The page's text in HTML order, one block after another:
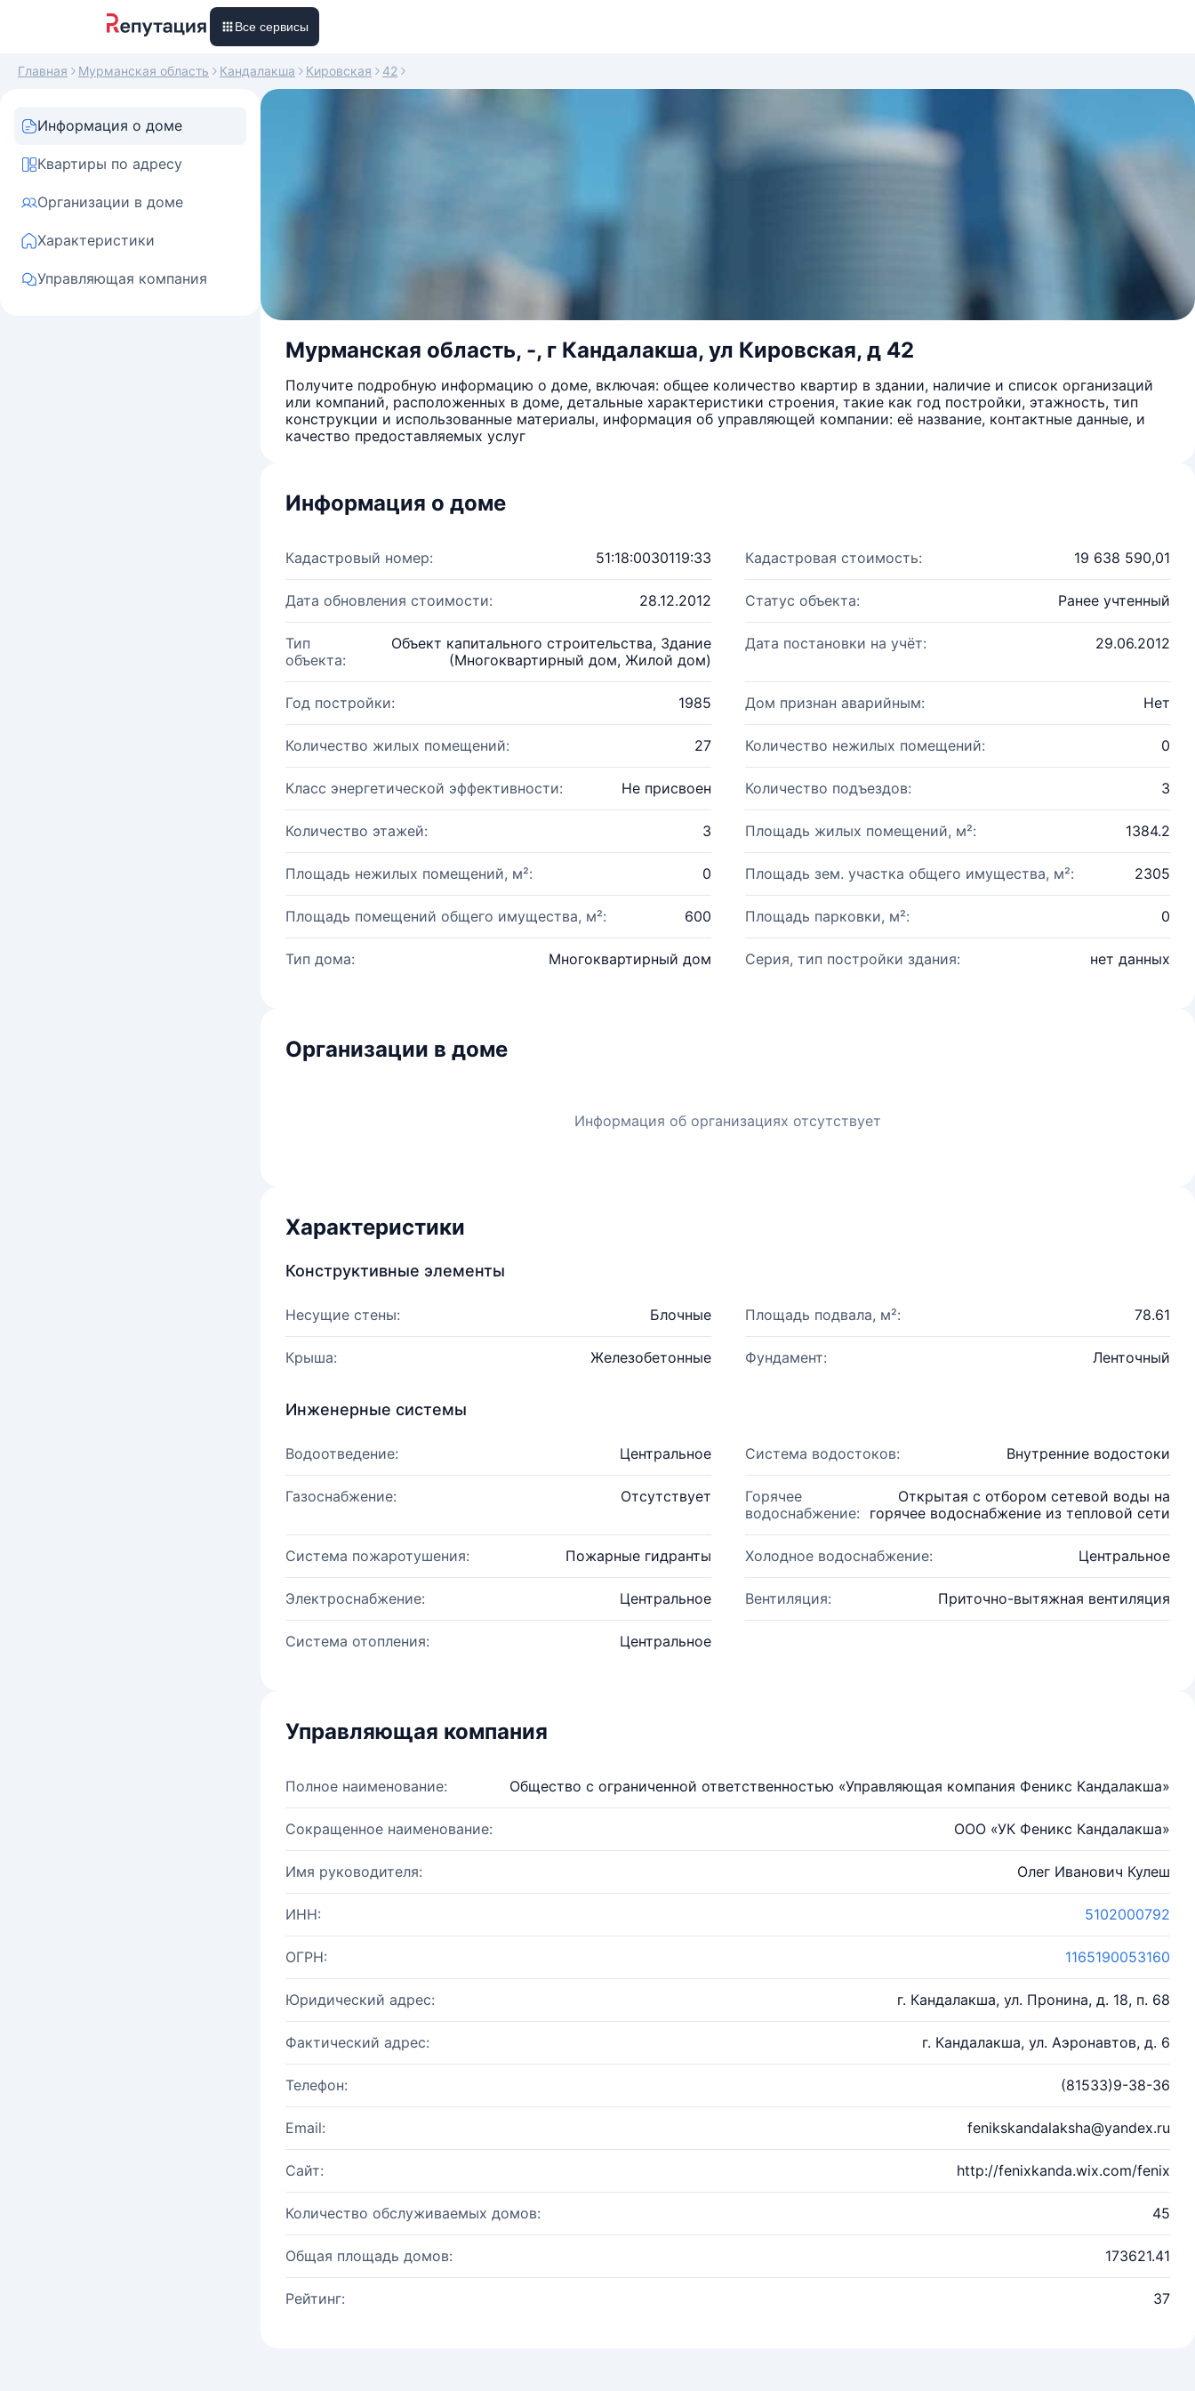
Все сервисы
Главная Мурманская область Кандалакша Кировская 42
Информация о доме
Квартиры по адресу
Организации в доме
Характеристики
Управляющая компания
Мурманская область, -, г Кандалакша, ул Кировская, д 42
Получите подробную информацию о доме, включая: общее количество квартир в здании, наличие и список организаций
или компаний, расположенных в доме, детальные характеристики строения, такие как год постройки, этажность, тип
конструкции и использованные материалы, информация об управляющей компании: её название, контактные данные, и
качество предоставляемых услуг
Информация о доме
Кадастровый номер: 51:18:0030119:33 Кадастровая стоимость: 19 638 590,01
Дата обновления стоимости: 28.12.2012 Статус объекта: Ранее учтенный
Тип
объекта:
Объект капитального строительства, Здание
(Многоквартирный дом, Жилой дом)
Дата постановки на учёт: 29.06.2012
Год постройки: 1985 Дом признан аварийным: Нет
Количество жилых помещений: 27 Количество нежилых помещений: 0
Класс энергетической эффективности: Не присвоен Количество подъездов: 3
Количество этажей: 3 Площадь жилых помещений, м²: 1384.2
Площадь нежилых помещений, м²: 0 Площадь зем. участка общего имущества, м²: 2305
Площадь помещений общего имущества, м²: 600 Площадь парковки, м²: 0
Тип дома: Многоквартирный дом Серия, тип постройки здания: нет данных
Организации в доме
Информация об организациях отсутствует
Характеристики
Конструктивные элементы
Несущие стены: Блочные Площадь подвала, м²: 78.61
Крыша: Железобетонные Фундамент: Ленточный
Инженерные системы
Водоотведение: Центральное Система водостоков: Внутренние водостоки
Газоснабжение: Отсутствует
Горячее
водоснабжение:
Открытая с отбором сетевой воды на
горячее водоснабжение из тепловой сети
Система пожаротушения: Пожарные гидранты Холодное водоснабжение: Центральное
Электроснабжение: Центральное Вентиляция: Приточно-вытяжная вентиляция
Система отопления: Центральное
Управляющая компания
Полное наименование: Общество с ограниченной ответственностью «Управляющая компания Феникс Кандалакша»
Сокращенное наименование: ООО «УК Феникс Кандалакша»
Имя руководителя: Олег Иванович Кулеш
ИНН: 5102000792
ОГРН: 1165190053160
Юридический адрес: г. Кандалакша, ул. Пронина, д. 18, п. 68
Фактический адрес: г. Кандалакша, ул. Аэронавтов, д. 6
Телефон: (81533)9-38-36
Email: fenikskandalaksha@yandex.ru
Сайт: http://fenixkanda.wix.com/fenix
Количество обслуживаемых домов: 45
Общая площадь домов: 173621.41
Рейтинг: 37